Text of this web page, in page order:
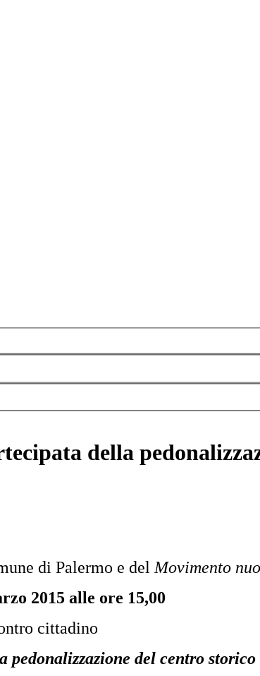
della
di Palermo e delMovimento
2015 alle ore 15,00
cittadino
del centro